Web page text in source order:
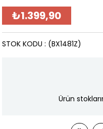
₺1.399,90
(BX1481Z)
STOK KODU
Ürün